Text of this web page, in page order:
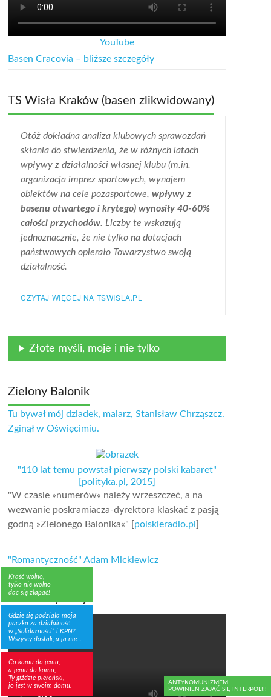
ANTYKOMUNIZMEM
POWINIEN ZAJĄĆ SIĘ INTERPOL!!!
Kraść wolno,
tylko nie wolno
dać się złapać!
Gdzie się podziała moja
paczka za działalność
w „Solidarności” i KPN?
Wszyscy dostali, a ja nie…
Co komu do jemu,
a jemu do komu,
Ty giździe pieroński,
jo jest w swoim domu.
YouTube
Basen Cracovia – bliższe szczegóły
TS Wisła Kraków (basen zlikwidowany)
Otóż dokładna analiza klubowych sprawozdań
skłania do stwierdzenia, że w różnych latach
wpływy z działalności własnej klubu (m.in.
organizacja imprez sportowych, wynajem
obiektów na cele pozasportowe,wpływy z
basenu otwartego i krytego) wynosiły 40-60%
całości przychodów. Liczby te wskazują
jednoznacznie, że nie tylko na dotacjach
państwowych opierało Towarzystwo swoją
działalność.
CZYTAJ WIĘCEJ NA TSWISLA.PL
Złote myśli, moje i nie tylko
Zielony Balonik
Tu bywał mój dziadek, malarz, Stanisław Chrząszcz.
Zginął w Oświęcimiu.
"110 lat temu powstał pierwszy polski kabaret"
[polityka.pl, 2015]
"W czasie »numerów« należy wrzeszczeć, a na
wezwanie poskramiacza-dyrektora klaskać z pasją
godną »Zielonego Balonika«" [ polskieradio.pl
"Romantyczność" Adam Mickiewicz
Groźna sytuacja